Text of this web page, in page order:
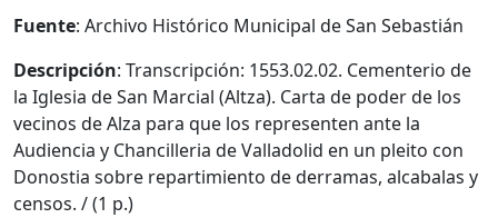
Fuente: Archivo Histórico Municipal de San Sebastián
Descripción: Transcripción: 1553.02.02. Cementerio de
la Iglesia de San Marcial (Altza). Carta de poder de los
vecinos de Alza para que los representen ante la
Audiencia y Chancilleria de Valladolid en un pleito con
Donostia sobre repartimiento de derramas, alcabalas y
censos. / (1 p.)